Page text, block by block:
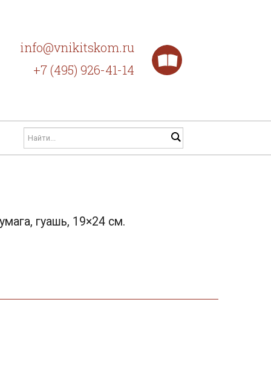
info@vnikitskom.ru
+7 (495) 926-41-14
гуашь, 19×24 см.